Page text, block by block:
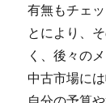
有無もチェ
とにより、
く、後々の
中古市場に